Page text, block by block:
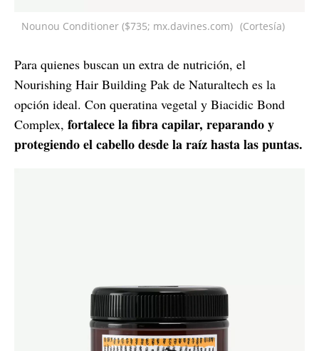
Nounou Conditioner ($735; mx.davines.com) (Cortesía)
Para quienes buscan un extra de nutrición, el
Nourishing Hair Building Pak de Naturaltech es la
opción ideal. Con queratina vegetal y Biacidic Bond
Complex, fortalece la fibra capilar, reparando y
protegiendo el cabello desde la raíz hasta las puntas.